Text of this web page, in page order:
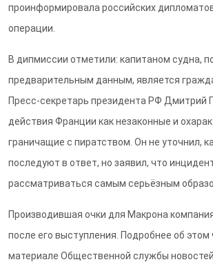
проинформировала российских
операции.
В дипмиссии отметили: капитаном судна,
предварительным данным, является
Пресс-секретарь президента РФ Дмитрий
действия Франции как незаконные и
граничащие с пиратством. Он не уточнил,
последуют в ответ, но заявил, что
рассматриваться самым серьёзным
Производившая очки для Макрона
после его выступления. Подробнее об этом
материале Общественной службы новостей.